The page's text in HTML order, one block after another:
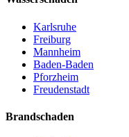
Karlsruhe
Freiburg
Mannheim
Baden-Baden
Pforzheim
Freudenstadt
Brandschaden